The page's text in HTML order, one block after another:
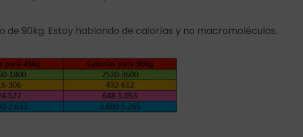
de 90kg. Estoy hablando de calorías y no macromoléculas.